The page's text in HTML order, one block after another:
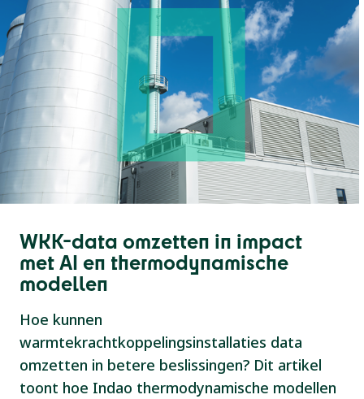
WKK-data omzetten in impact
met AI en thermodynamische
modellen
Hoe kunnen
warmtekrachtkoppelingsinstallaties data
omzetten in betere beslissingen? Dit artikel
toont hoe Indao thermodynamische modellen